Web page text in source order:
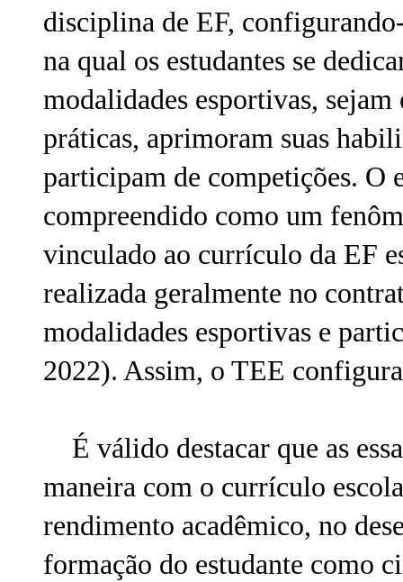
disciplina de EF,
na qual os estudantes se
modalidades esportivas,
práticas, aprimoram suas
participam de competições. O
compreendido como um
vinculado ao currículo da EF
realizada geralmente no
modalidades esportivas e
2022). Assim, o TEE
É válido destacar que as
maneira com o currículo
rendimento acadêmico, no
formação do estudante como